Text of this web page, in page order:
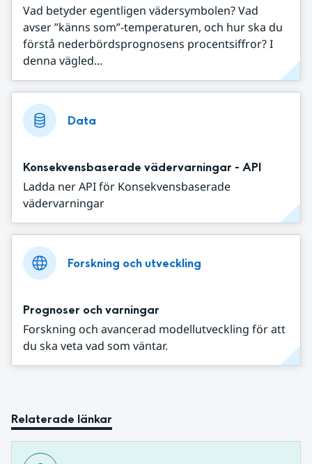
Vad betyder egentligen vädersymbolen? Vad
avser ”känns som”-temperaturen, och hur ska du
förstå nederbördsprognosens procentsiffror? I
denna vägled...
Data
Konsekvensbaserade vädervarningar - API
Ladda ner API för Konsekvensbaserade
vädervarningar
Forskning och utveckling
Prognoser och varningar
Forskning och avancerad modellutveckling för att
du ska veta vad som väntar.
Relaterade länkar